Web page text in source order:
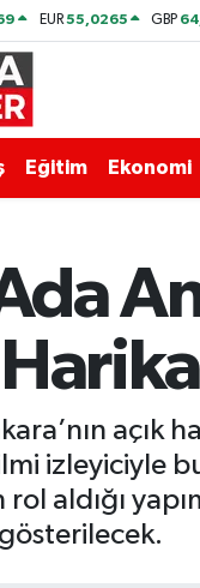
EUR55,0265 GBP
Eğitim Ekonomi
açık
izleyiciyle
rol aldığı